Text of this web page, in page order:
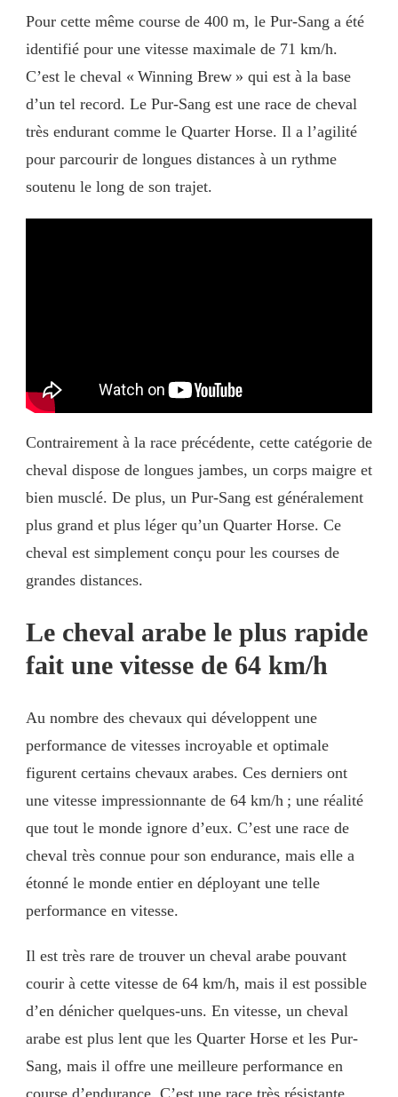
Pour cette même course de 400 m, le Pur-Sang a été
identifié pour une vitesse maximale de 71 km/h.
C’est le cheval « Winning Brew » qui est à la base
d’un tel record. Le Pur-Sang est une race de cheval
très endurant comme le Quarter Horse. Il a l’agilité
pour parcourir de longues distances à un rythme
soutenu le long de son trajet.
Contrairement à la race précédente, cette catégorie de
cheval dispose de longues jambes, un corps maigre et
bien musclé. De plus, un Pur-Sang est généralement
plus grand et plus léger qu’un Quarter Horse. Ce
cheval est simplement conçu pour les courses de
grandes distances.
Le cheval arabe le plus rapide
fait une vitesse de 64 km/h
Au nombre des chevaux qui développent une
performance de vitesses incroyable et optimale
figurent certains chevaux arabes. Ces derniers ont
une vitesse impressionnante de 64 km/h ; une réalité
que tout le monde ignore d’eux. C’est une race de
cheval très connue pour son endurance, mais elle a
étonné le monde entier en déployant une telle
performance en vitesse.
Il est très rare de trouver un cheval arabe pouvant
courir à cette vitesse de 64 km/h, mais il est possible
d’en dénicher quelques-uns. En vitesse, un cheval
arabe est plus lent que les Quarter Horse et les Pur-
Sang, mais il offre une meilleure performance en